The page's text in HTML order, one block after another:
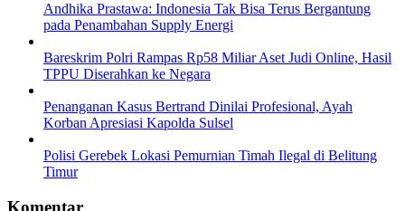
Andhika Prastawa: Indonesia Tak Bisa Terus Bergantung
pada Penambahan Supply Energi
Bareskrim Polri Rampas Rp58 Miliar Aset Judi Online, Hasil
TPPU Diserahkan ke Negara
Penanganan Kasus Bertrand Dinilai Profesional, Ayah
Korban Apresiasi Kapolda Sulsel
Polisi Gerebek Lokasi Pemurnian Timah Ilegal di Belitung
Timur
Komentar